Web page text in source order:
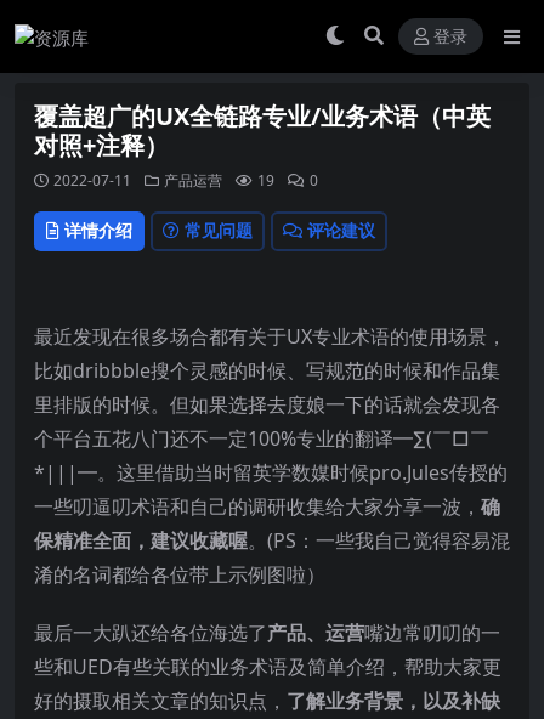
登录
覆盖超广的UX全链路专业/业务术语（中英
对照+注释）
2022-07-11 产品运营 19 0
详情介绍 常见问题 评论建议
最近发现在很多场合都有关于UX专业术语的使用场景，
比如dribbble搜个灵感的时候、写规范的时候和作品集
里排版的时候。但如果选择去度娘一下的话就会发现各
个平台五花八门还不一定100%专业的翻译━∑(￣□￣
*|||━。这里借助当时留英学数媒时候pro.Jules传授的
一些叨逼叨术语和自己的调研收集给大家分享一波， 确
保精准全面，建议收藏喔。(PS：一些我自己觉得容易混
淆的名词都给各位带上示例图啦）
最后一大趴还给各位海选了产品、运营嘴边常叨叨的一
些和UED有些关联的业务术语及简单介绍，帮助大家更
好的摄取相关文章的知识点， 了解业务背景，以及补缺